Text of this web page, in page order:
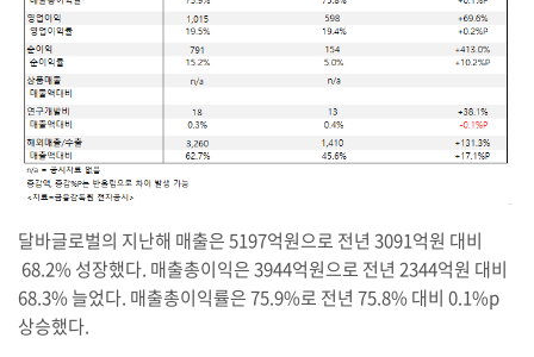
달바글로벌의 지난해 매출은 5197억원으로 전년 3091억원 대비
68.2% 성장했다. 매출총이익은 3944억원으로 전년 2344억원 대비
68.3% 늘었다. 매출총이익률은 75.9%로 전년 75.8% 대비 0.1%p
상승했다.